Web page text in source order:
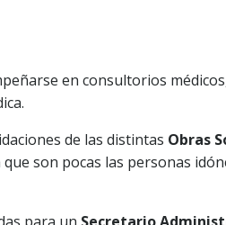
en consultorios
de las distintas Obras
son pocas las personas